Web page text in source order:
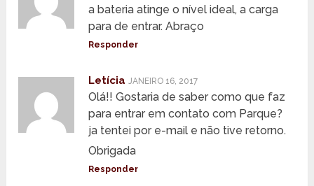
a bateria atinge o nível ideal, a carga
para de entrar. Abraço
Responder
Letícia JANEIRO 16, 2017
Olá!! Gostaria de saber como que faz
para entrar em contato com Parque?
ja tentei por e-mail e não tive retorno.
Obrigada
Responder